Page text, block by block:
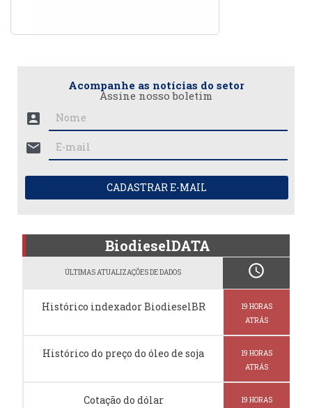
Acompanhe as notícias do setor
Assine nosso boletim
account_box
mail
CADASTRAR E-MAIL
BiodieselDATA
ÚLTIMAS ATUALIZAÇÕES DE DADOS schedule
Histórico indexador BiodieselBR
19 HORAS
ATRÁS
Histórico do preço do óleo de soja
19 HORAS
ATRÁS
Cotação do dólar
19 HORAS